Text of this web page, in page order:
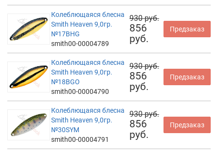
Колеблющаяся блесна
Smith Heaven 9,0гр.
№17BHG
smith00-00004789
930 руб.
856
руб.
Предзаказ
Колеблющаяся блесна
Smith Heaven 9,0гр.
№18BGO
smith00-00004790
930 руб.
856
руб.
Предзаказ
Колеблющаяся блесна
Smith Heaven 9,0гр.
№30SYM
smith00-00004791
930 руб.
856
руб.
Предзаказ